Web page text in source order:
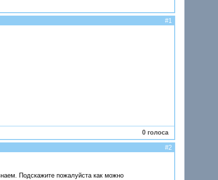
#1
0 голоса
#2
Подскажите пожалуйста как можно